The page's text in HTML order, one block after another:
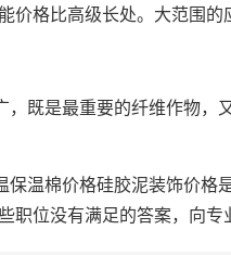
格比高级长处。大范围的
是最重要的纤维作物，
棉价格硅胶泥装饰价格
职位没有满足的答案，向